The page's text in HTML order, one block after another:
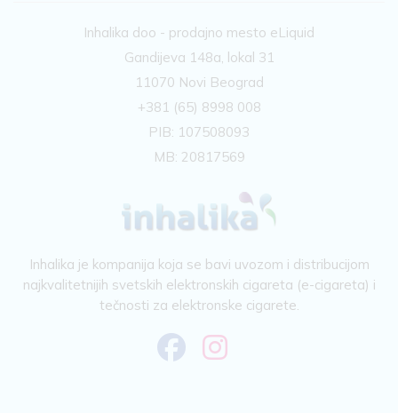
Inhalika doo - prodajno mesto eLiquid
Gandijeva 148a, lokal 31
11070 Novi Beograd
+381 (65) 8998 008
PIB: 107508093
MB: 20817569
Inhalika je kompanija koja se bavi uvozom i distribucijom
najkvalitetnijih svetskih elektronskih cigareta (e-cigareta) i
tečnosti za elektronske cigarete.